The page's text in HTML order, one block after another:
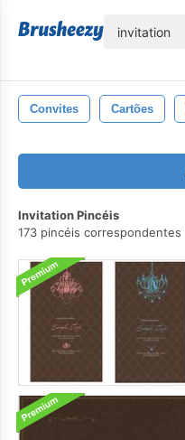
Convites Cartões
Invitation Pincéis
173 pincéis correspondentes